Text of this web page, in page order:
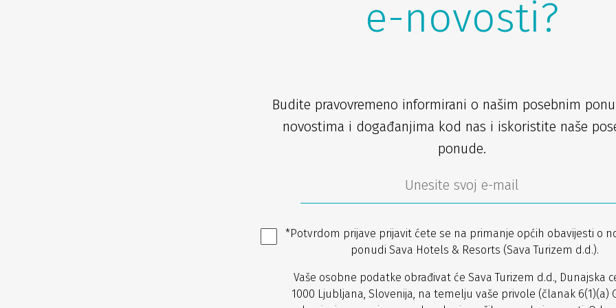
e-novosti?
Budite pravovremeno informirani o našim posebnim
novostima i događanjima kod nas i iskoristite naše
ponude.
*Potvrdom prijave prijavit ćete se na primanje općih obavijesti o
ponudi Sava Hotels & Resorts (Sava Turizem d.d.).
Vaše osobne podatke obrađivat će Sava Turizem d.d., Dunajska
1000 Ljubljana, Slovenija, na temelju vaše privole (članak 6(1)(a)